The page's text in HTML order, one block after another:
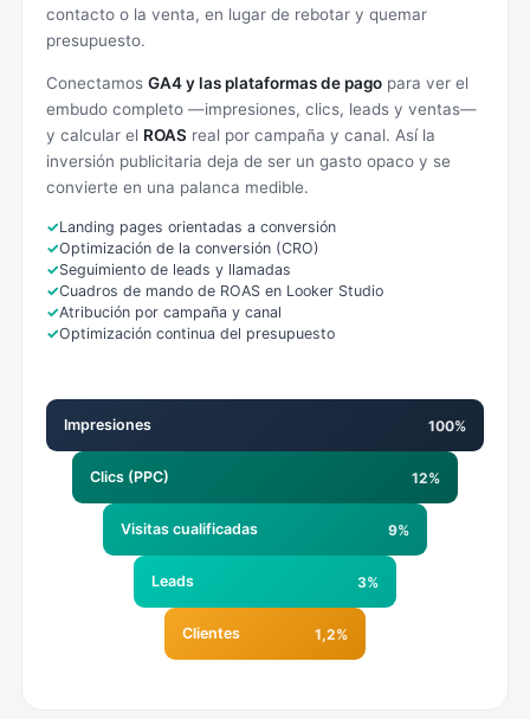
contacto o la venta, en lugar de rebotar y quemar
presupuesto.
Conectamos GA4 y las plataformas de pago para ver el
embudo completo —impresiones, clics, leads y ventas—
y calcular el ROAS real por campaña y canal. Así la
inversión publicitaria deja de ser un gasto opaco y se
convierte en una palanca medible.
Landing pages orientadas a conversión
Optimización de la conversión (CRO)
Seguimiento de leads y llamadas
Cuadros de mando de ROAS en Looker Studio
Atribución por campaña y canal
Optimización continua del presupuesto
Impresiones 100%
Clics (PPC) 12%
Visitas cualificadas 9%
Leads 3%
Clientes 1,2%